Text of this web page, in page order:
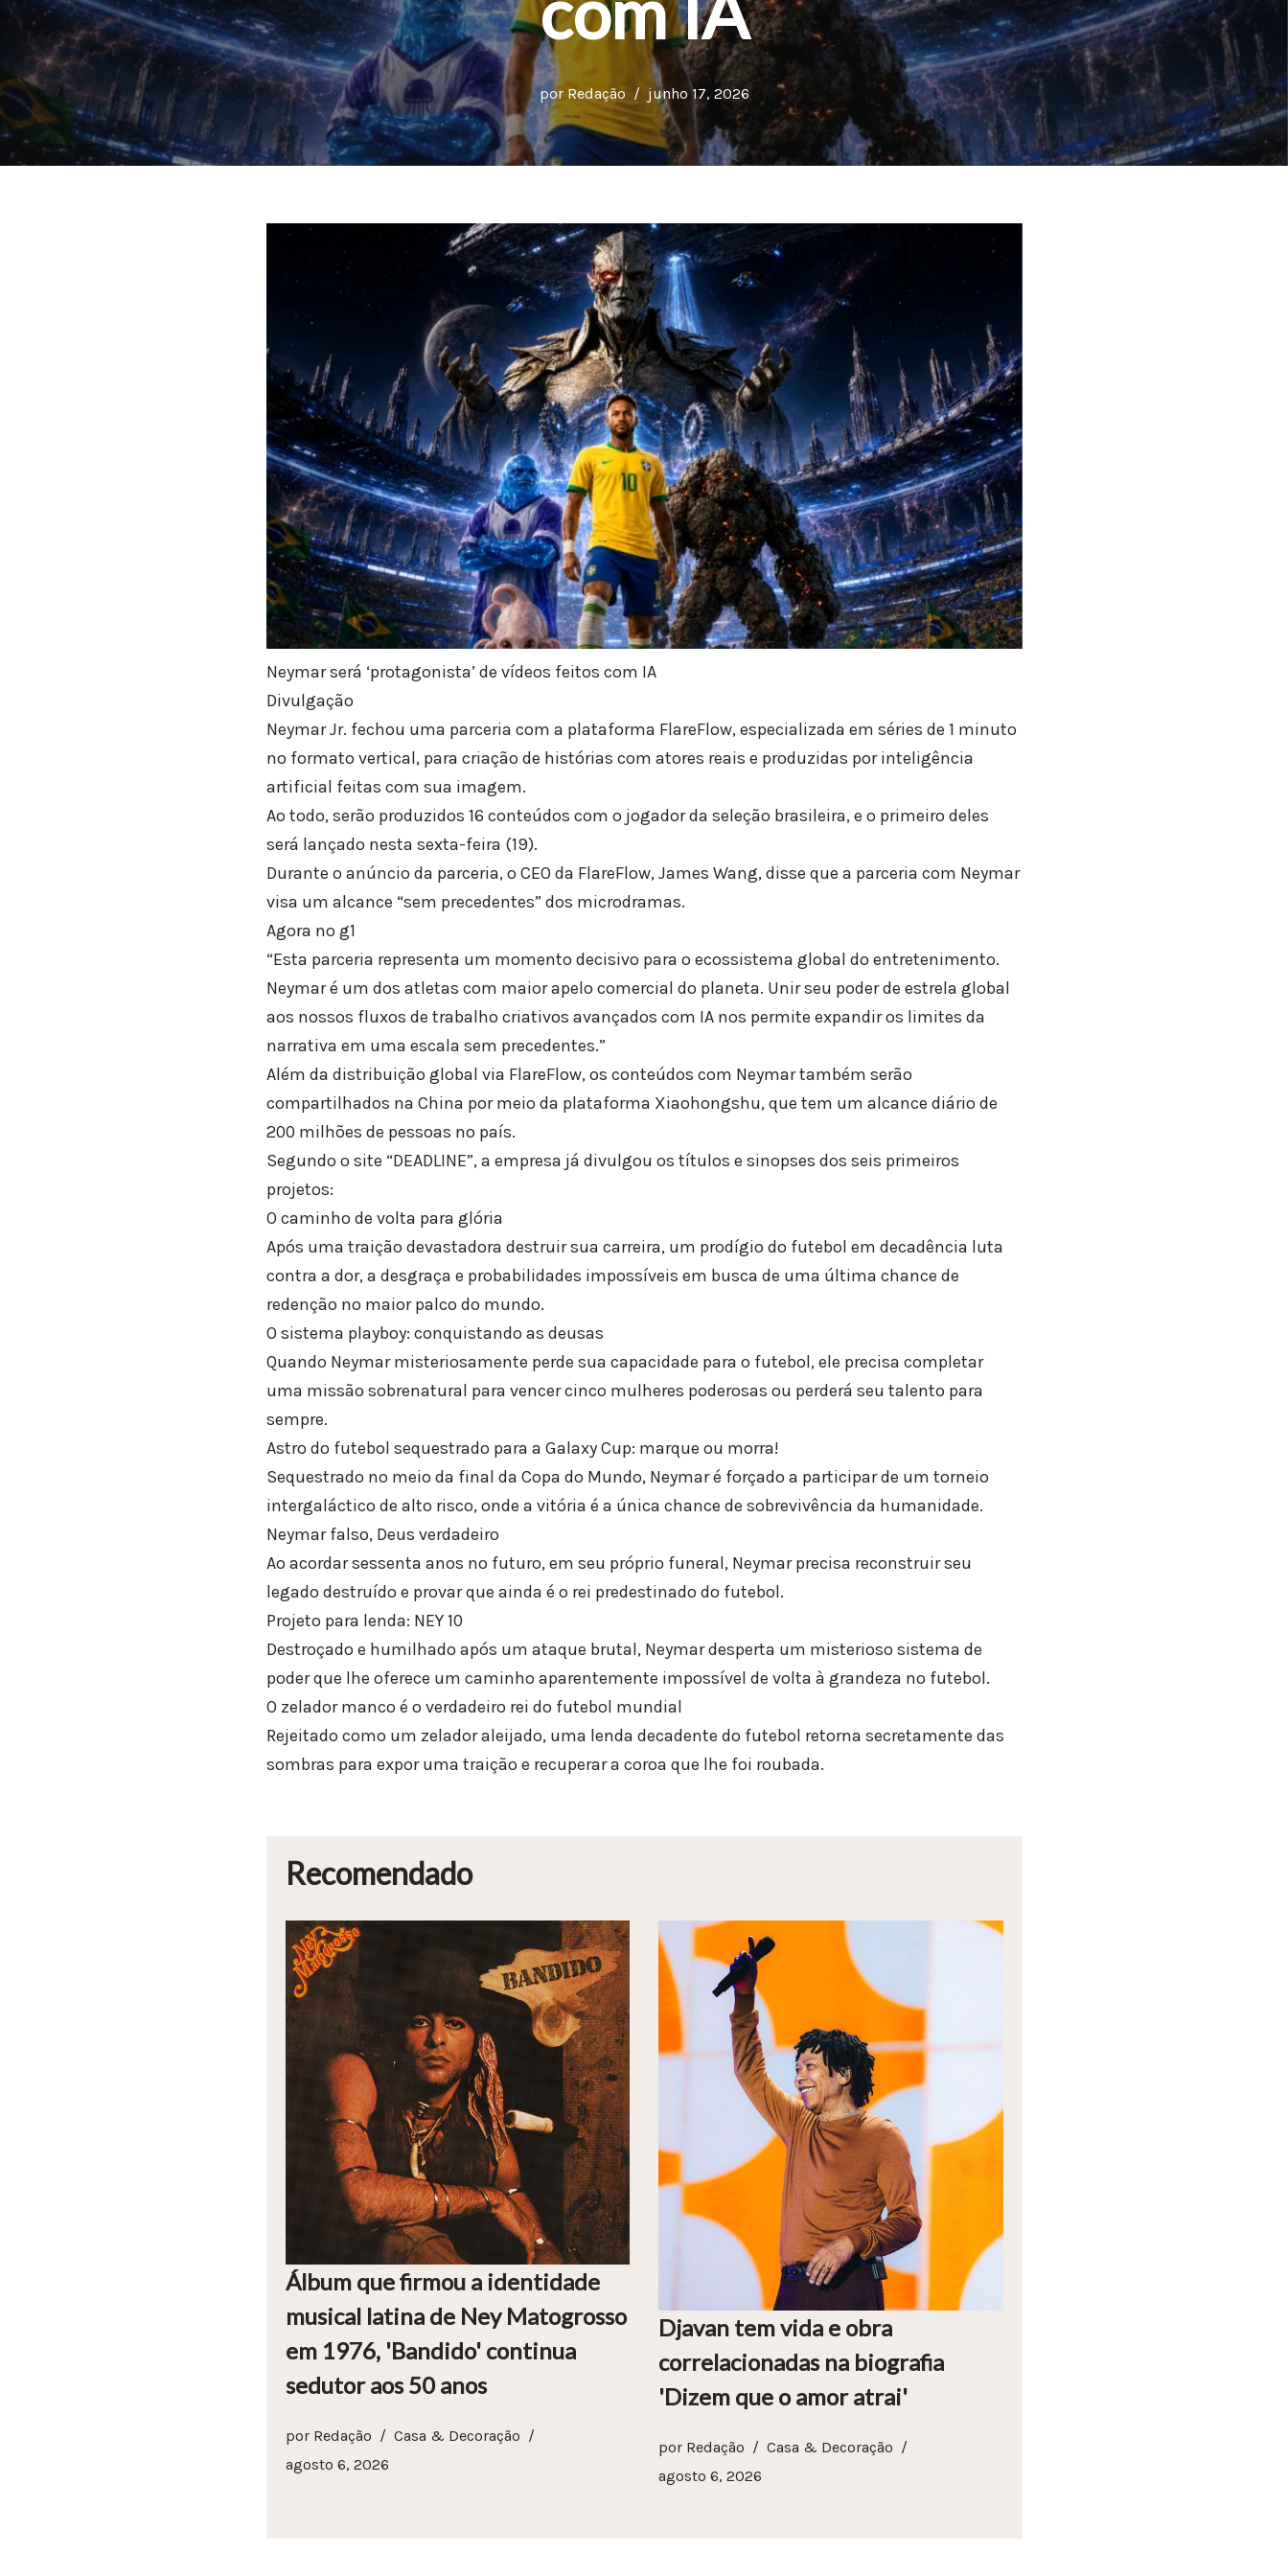
por Redação junho 17, 2026
Neymar será ‘protagonista’ de vídeos feitos com IA
Divulgação
Neymar Jr. fechou uma parceria com a plataforma FlareFlow, especializada em séries de 1 minuto
no formato vertical, para criação de histórias com atores reais e produzidas por inteligência
artificial feitas com sua imagem.
Ao todo, serão produzidos 16 conteúdos com o jogador da seleção brasileira, e o primeiro deles
será lançado nesta sexta-feira (19).
Durante o anúncio da parceria, o CEO da FlareFlow, James Wang, disse que a parceria com Neymar
visa um alcance “sem precedentes” dos microdramas.
Agora no g1
“Esta parceria representa um momento decisivo para o ecossistema global do entretenimento.
Neymar é um dos atletas com maior apelo comercial do planeta. Unir seu poder de estrela global
aos nossos fluxos de trabalho criativos avançados com IA nos permite expandir os limites da
narrativa em uma escala sem precedentes.”
Além da distribuição global via FlareFlow, os conteúdos com Neymar também serão
compartilhados na China por meio da plataforma Xiaohongshu, que tem um alcance diário de
200 milhões de pessoas no país.
Segundo o site “DEADLINE”, a empresa já divulgou os títulos e sinopses dos seis primeiros
projetos:
O caminho de volta para glória
Após uma traição devastadora destruir sua carreira, um prodígio do futebol em decadência luta
contra a dor, a desgraça e probabilidades impossíveis em busca de uma última chance de
redenção no maior palco do mundo.
O sistema playboy: conquistando as deusas
Quando Neymar misteriosamente perde sua capacidade para o futebol, ele precisa completar
uma missão sobrenatural para vencer cinco mulheres poderosas ou perderá seu talento para
sempre.
Astro do futebol sequestrado para a Galaxy Cup: marque ou morra!
Sequestrado no meio da final da Copa do Mundo, Neymar é forçado a participar de um torneio
intergaláctico de alto risco, onde a vitória é a única chance de sobrevivência da humanidade.
Neymar falso, Deus verdadeiro
Ao acordar sessenta anos no futuro, em seu próprio funeral, Neymar precisa reconstruir seu
legado destruído e provar que ainda é o rei predestinado do futebol.
Projeto para lenda: NEY 10
Destroçado e humilhado após um ataque brutal, Neymar desperta um misterioso sistema de
poder que lhe oferece um caminho aparentemente impossível de volta à grandeza no futebol.
O zelador manco é o verdadeiro rei do futebol mundial
Rejeitado como um zelador aleijado, uma lenda decadente do futebol retorna secretamente das
sombras para expor uma traição e recuperar a coroa que lhe foi roubada.
Recomendado
Álbum que firmou a identidade
musical latina de Ney Matogrosso
em 1976, 'Bandido' continua
sedutor aos 50 anos
por Redação
Casa & Decoração
agosto 6, 2026
Djavan tem vida e obra
correlacionadas na biografia
'Dizem que o amor atrai'
por Redação
Casa & Decoração
agosto 6, 2026